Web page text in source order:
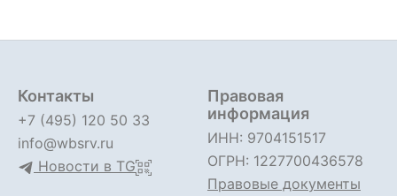
Контакты
+7 (495) 120 50 33
info@wbsrv.ru
Новости в TG
Правовая
информация
ИНН: 9704151517
ОГРН: 1227700436578
Правовые документы